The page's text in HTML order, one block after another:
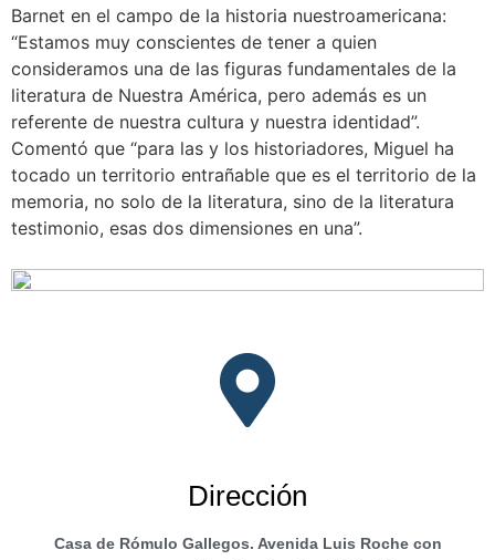
Barnet en el campo de la historia nuestroamericana:
“Estamos muy conscientes de tener a quien
consideramos una de las figuras fundamentales de la
literatura de Nuestra América, pero además es un
referente de nuestra cultura y nuestra identidad”.
Comentó que “para las y los historiadores, Miguel ha
tocado un territorio entrañable que es el territorio de la
memoria, no solo de la literatura, sino de la literatura
testimonio, esas dos dimensiones en una”.
Dirección
Casa de Rómulo Gallegos. Avenida Luis Roche con